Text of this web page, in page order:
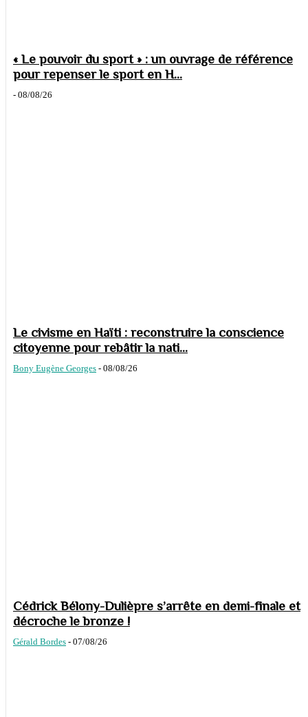
« Le pouvoir du sport » : un ouvrage de référence
pour repenser le sport en H...
- 08/08/26
Le civisme en Haïti : reconstruire la conscience
citoyenne pour rebâtir la nati...
Bony Eugène Georges - 08/08/26
Cédrick Bélony-Dulièpre s’arrête en demi-finale et
décroche le bronze !
Gérald Bordes - 07/08/26